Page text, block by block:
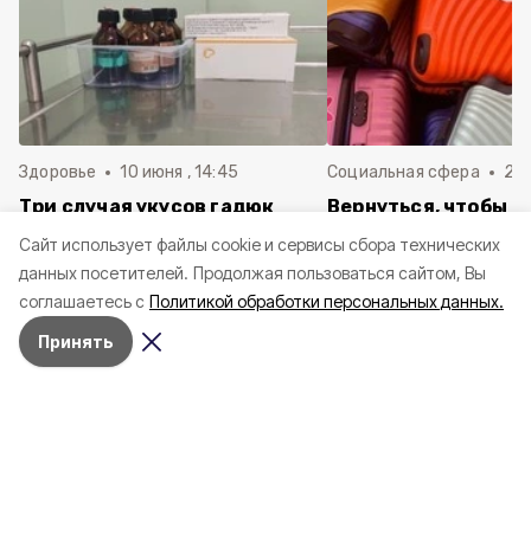
Cайт использует файлы cookie и сервисы сбора технических
данных посетителей. Продолжая пользоваться сайтом, Вы
соглашаетесь с Политикой обработки персональных данных.
Принять
Здоровье 10 июня , 14:45
Три случая укусов гадюк
Белгородской области с
начала года
Социальная сфера 20
Вернуться, чтобы
в Белгородскую
пять лет